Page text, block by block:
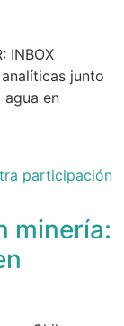
INBOX
junto
en
minería: